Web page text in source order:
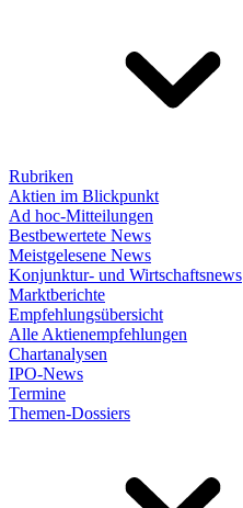
Rubriken
Aktien im Blickpunkt
Ad hoc-Mitteilungen
Bestbewertete News
Meistgelesene News
Konjunktur- und Wirtschaftsnews
Marktberichte
Empfehlungsübersicht
Alle Aktienempfehlungen
Chartanalysen
IPO-News
Termine
Themen-Dossiers